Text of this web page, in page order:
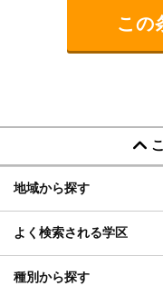
地域から探す
よく検索される学区
種別から探す